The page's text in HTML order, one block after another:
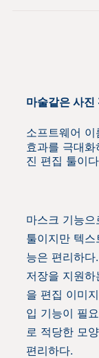
마술같은 사
소프트웨어
효과를 극대
진 편집 툴이
마스크 기능
툴이지만 텍
능은 편리하다.
저장을 지원
을 편집 이미
입 기능이 필
로 적당한 모
편리하다.